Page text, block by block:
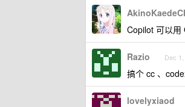
Copilot 可以用
Razio Dec
搞个 cc 、
lovelyxiaod